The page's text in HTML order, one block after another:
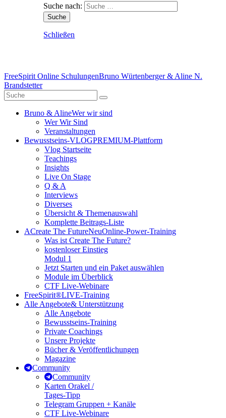
Suche nach:
Schließen
FreeSpirit Online SchulungenBruno Würtenberger & Aline N.
Brandstetter
Bruno & AlineWer wir sind
Wer Wir Sind
Veranstaltungen
Bewusstseins-VLOGPREMIUM-Plattform
Vlog Startseite
Teachings
Insights
Live On Stage
Q & A
Interviews
Diverses
Übersicht & Themenauswahl
Komplette Beitrags-Liste
ACreate The FutureNeuOnline-Power-Training
Was ist Create The Future?
kostenloser Einstieg
Modul 1
Jetzt Starten und ein Paket auswählen
Module im Überblick
CTF Live-Webinare
FreeSpirit®LIVE-Training
Alle Angebote& Unterstützung
Alle Angebote
Bewusstseins-Training
Private Coachings
Unsere Projekte
Bücher & Veröffentlichungen
Magazine
Community
Community
Karten Orakel /
Tages-Tipp
Telegram Gruppen + Kanäle
CTF Live-Webinare